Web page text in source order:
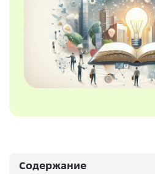
Содержание